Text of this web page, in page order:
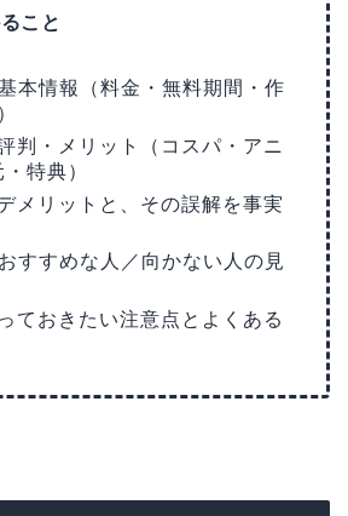
こと
本情報（料金・無料期間・作
判・メリット（コスパ・アニ
特典）
メリットと、その誤解を事実
すすめな人／向かない人の見
ておきたい注意点とよくある